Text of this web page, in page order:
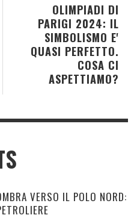
OLIMPIADI DI
PARIGI 2024: IL
SIMBOLISMO E'
QUASI PERFETTO.
COSA CI
ASPETTIAMO?
VERSO IL POLO NORD: